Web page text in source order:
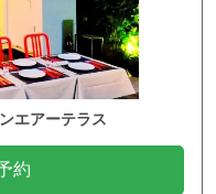
エアーテラス
約